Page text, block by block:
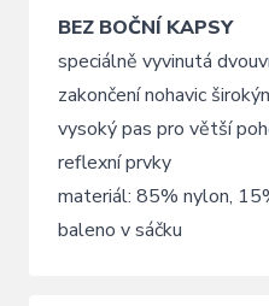
BEZ BOČNÍ KAPSY
speciálně vyvinutá
zakončení nohavic
vysoký pas pro větší
reflexní prvky
materiál: 85% nylon,
baleno v sáčku